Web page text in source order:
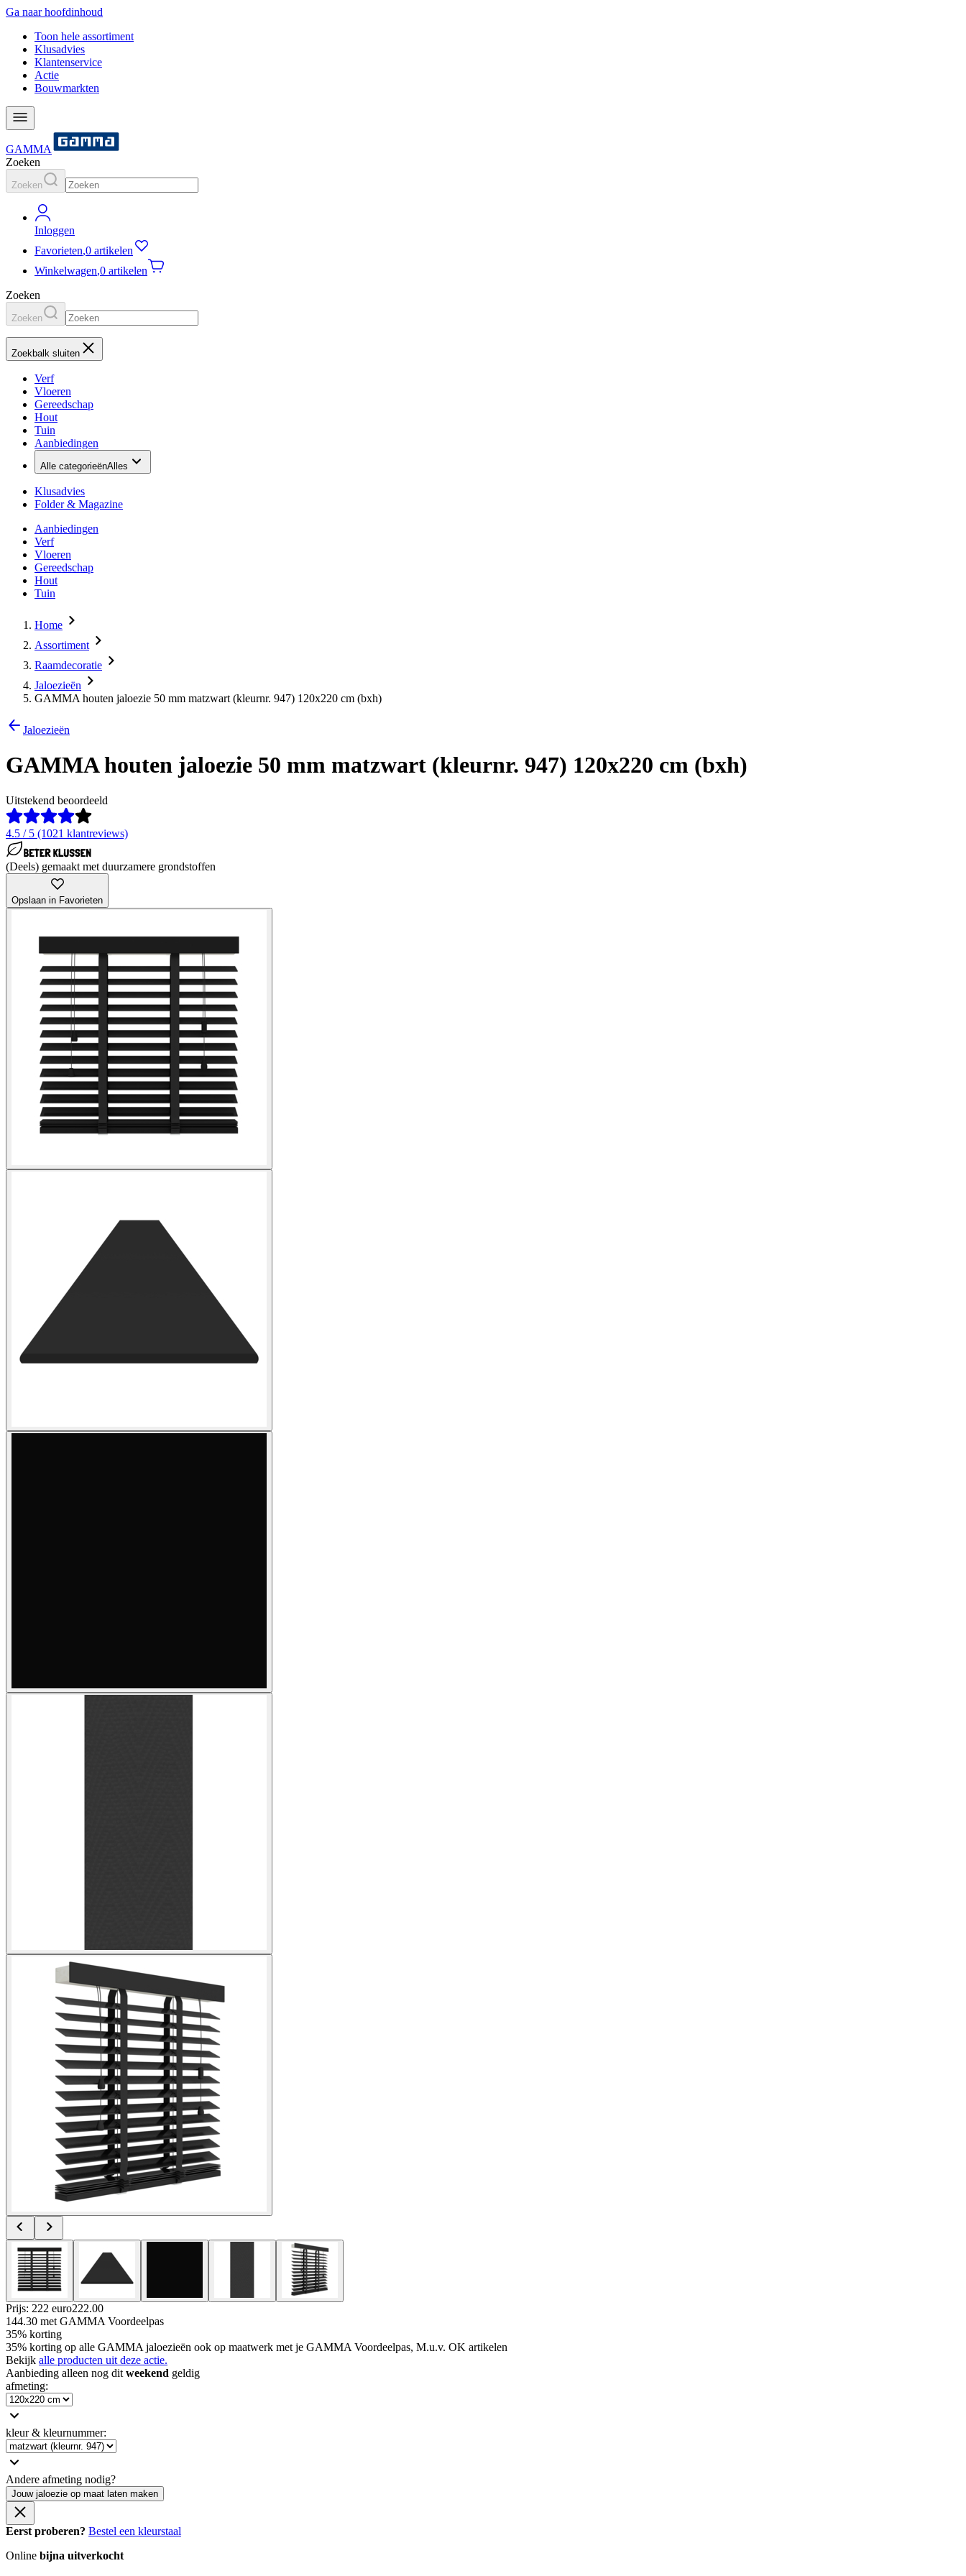
Ga naar hoofdinhoud
Toon hele assortiment
Klusadvies
Klantenservice
Actie
Bouwmarkten
GAMMA
Zoeken
Zoeken
Inloggen
Favorieten,0 artikelen
Winkelwagen,0 artikelen
Zoeken
Zoeken
Zoekbalk sluiten
Verf
Vloeren
Gereedschap
Hout
Tuin
Aanbiedingen
Alle categorieënAlles
Klusadvies
Folder & Magazine
Aanbiedingen
Verf
Vloeren
Gereedschap
Hout
Tuin
Home
Assortiment
Raamdecoratie
Jaloezieën
GAMMA houten jaloezie 50 mm matzwart (kleurnr. 947) 120x220 cm (bxh)
Jaloezieën
GAMMA houten jaloezie 50 mm matzwart (kleurnr. 947) 120x220 cm (bxh)
Uitstekend beoordeeld
4.5 / 5 (1021 klantreviews)
(Deels) gemaakt met duurzamere grondstoffen
Opslaan in Favorieten
Prijs: 222 euro222.00
144.30 met GAMMA Voordeelpas
35% korting
35% korting op alle GAMMA jaloezieën ook op maatwerk met je GAMMA Voordeelpas, M.u.v. OK artikelen
Bekijk alle producten uit deze actie.
Aanbieding alleen nog dit weekend geldig
afmeting:
kleur & kleurnummer:
Andere afmeting nodig?
Jouw jaloezie op maat laten maken
Eerst proberen? Bestel een kleurstaal
Online bijna uitverkocht